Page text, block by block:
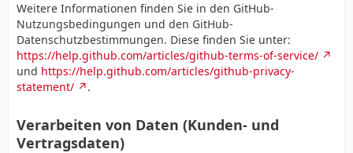
Weitere Informationen finden Sie in den GitHub-
Nutzungsbedingungen und den GitHub-
Datenschutzbestimmungen. Diese finden Sie unter:
https://help.github.com/articles/github-terms-of-service/
und https://help.github.com/articles/github-privacy-
statement/
.
Verarbeiten von Daten (Kunden- und
Vertragsdaten)